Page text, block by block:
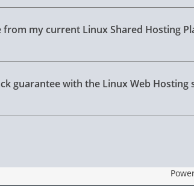
from my current Linux Shared Hosting
guarantee with the Linux Web Hosting